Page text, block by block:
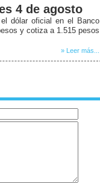
4 de agosto
dólar oficial en el Banco
y cotiza a 1.515 pesos
» Leer más...